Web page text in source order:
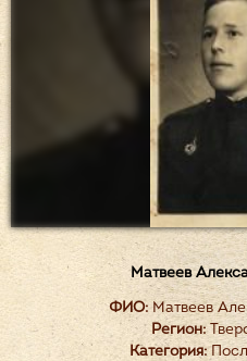
Матвеев
ФИО: Матвеев
Регион:
Категория: